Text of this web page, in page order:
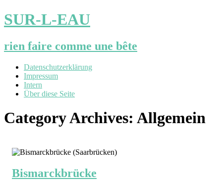
SUR-L-EAU
rien faire comme une bête
Datenschutzerklärung
Impressum
Intern
Über diese Seite
Category Archives: Allgemein
Bismarckbrücke